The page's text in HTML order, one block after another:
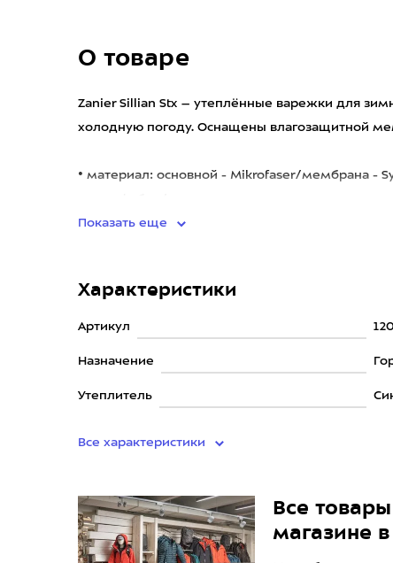
О товаре
Zanier Sillian Stx – утеплённые варежки для
холодную погоду. Оснащены влагозащитной
• материал: основной - Mikrofaser/мембрана -
Показать еще
Характеристики
Артикул
Назначение
Утеплитель
Все характеристики
Все
магазине